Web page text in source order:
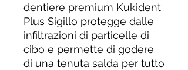
dentiere premium Kukident
Plus Sigillo protegge dalle
infiltrazioni di particelle di
cibo e permette di godere
di una tenuta salda per tutto